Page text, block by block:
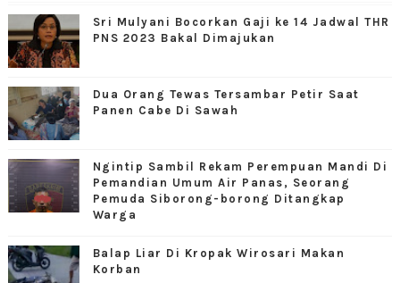
Sri Mulyani Bocorkan Gaji ke 14 Jadwal THR
PNS 2023 Bakal Dimajukan
Dua Orang Tewas Tersambar Petir Saat
Panen Cabe Di Sawah
Ngintip Sambil Rekam Perempuan Mandi Di
Pemandian Umum Air Panas, Seorang
Pemuda Siborong-borong Ditangkap
Warga
Balap Liar Di Kropak Wirosari Makan
Korban